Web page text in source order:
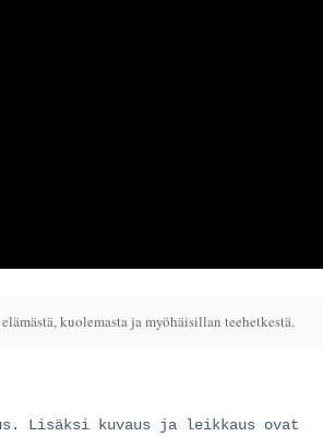
kuolemasta ja myöhäisillan teehetkestä.
Lisäksi kuvaus ja leikkaus ovat